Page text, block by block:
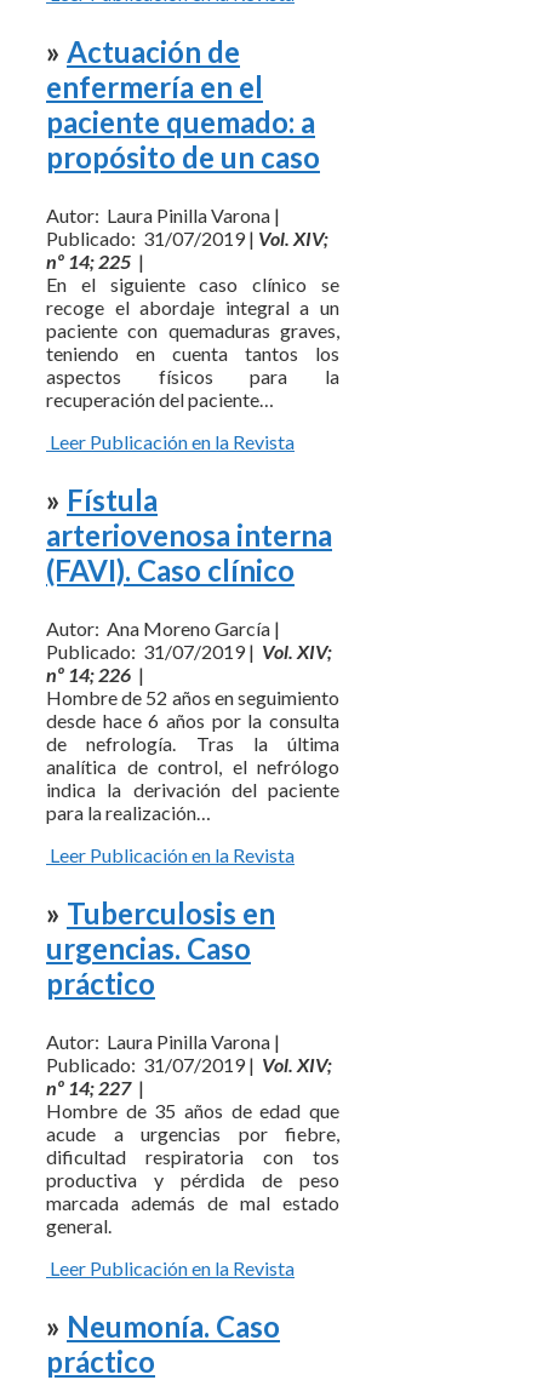
» Actuación de
enfermería en el
paciente quemado: a
propósito de un caso
Autor: Laura Pinilla Varona |
Publicado: 31/07/2019 | Vol. XIV;
nº 14; 225 |
En el siguiente caso clínico se
recoge el abordaje integral a un
paciente con quemaduras graves,
teniendo en cuenta tantos los
aspectos físicos para la
recuperación del paciente…
Leer Publicación en la Revista
» Fístula
arteriovenosa interna
(FAVI). Caso clínico
Autor: Ana Moreno García |
Publicado: 31/07/2019 | Vol. XIV;
nº 14; 226 |
Hombre de 52 años en seguimiento
desde hace 6 años por la consulta
de nefrología. Tras la última
analítica de control, el nefrólogo
indica la derivación del paciente
para la realización…
Leer Publicación en la Revista
» Tuberculosis en
urgencias. Caso
práctico
Autor: Laura Pinilla Varona |
Publicado: 31/07/2019 | Vol. XIV;
nº 14; 227 |
Hombre de 35 años de edad que
acude a urgencias por fiebre,
dificultad respiratoria con tos
productiva y pérdida de peso
marcada además de mal estado
general.
Leer Publicación en la Revista
» Neumonía. Caso
práctico